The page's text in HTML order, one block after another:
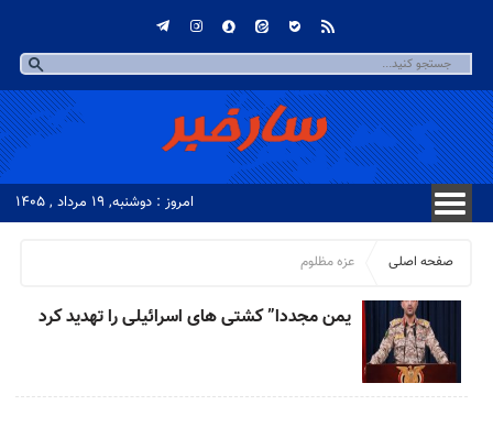
امروز : دوشنبه, ۱۹ مرداد , ۱۴۰۵
صفحه اصلی عزه مظلوم
یمن مجددا” کشتی های اسرائیلی را تهدید کرد